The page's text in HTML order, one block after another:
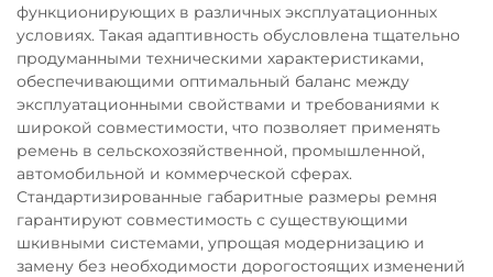
функционирующих в различных эксплуатационных
условиях. Такая адаптивность обусловлена тщательно
продуманными техническими характеристиками,
обеспечивающими оптимальный баланс между
эксплуатационными свойствами и требованиями к
широкой совместимости, что позволяет применять
ремень в сельскохозяйственной, промышленной,
автомобильной и коммерческой сферах.
Стандартизированные габаритные размеры ремня
гарантируют совместимость с существующими
шкивными системами, упрощая модернизацию и
замену без необходимости дорогостоящих изменений